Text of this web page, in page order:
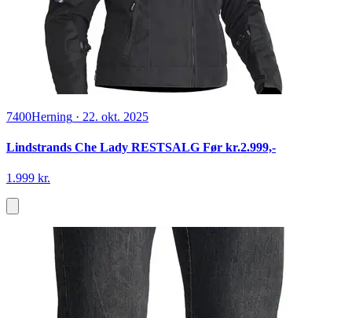
7400Herning · 22. okt. 2025
Lindstrands Che Lady RESTSALG Før kr.2.999,-
1.999 kr.